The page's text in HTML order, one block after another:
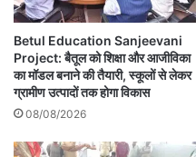
Betul Education Sanjeevani
Project: बैतूल को शिक्षा और आजीविका
का मॉडल बनाने की तैयारी, स्कूलों से लेकर
ग्रामीण उत्पादों तक होगा विकास
08/08/2026